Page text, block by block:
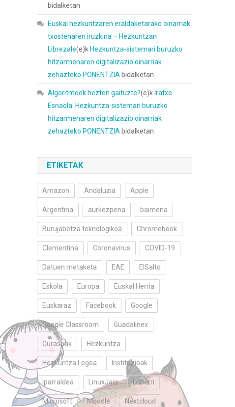
bidalketan
Euskal hezkuntzaren eraldaketarako oinarriak
txostenaren iruzkina – Hezkuntzan
Librezale(e)k Hezkuntza-sistemari buruzko
hitzarmenaren digitalizazio oinarriak
zehazteko PONENTZIA bidalketan
Algoritmoek hezten gaituzte?(e)k Iratxe
Esnaola. Hezkuntza-sistemari buruzko
hitzarmenaren digitalizazio oinarriak
zehazteko PONENTZIA bidalketan
ETIKETAK
Amazon Andaluzia Apple
Argentina aurkezpena baimena
Burujabetza teknologikoa Chromebook
Clementina Coronavirus COVID-19
Datuen metaketa EAE ElSalto
Eskola Europa Euskal Herria
Euskaraz Facebook Google
Google Classroom Guadalinex
Gurasoak Hezkuntza
Hezkuntza Legea Instituzioak
Iparraldea LinuxJaia Luberri
Microsoft Moodle Nextcloud